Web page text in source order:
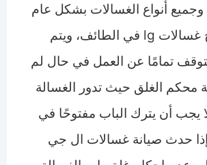
أنواع الغسالات بشكل عام
تحتاج إلى تصليح غسالات lg في الطائف، ويتم
تمامًا عن العمل في حال لم
محكم الغلق حيث تدور الغسالة
يجب أن يترك الباب مفتوحًا في
إذا حدث صيانة غسالات ال جي